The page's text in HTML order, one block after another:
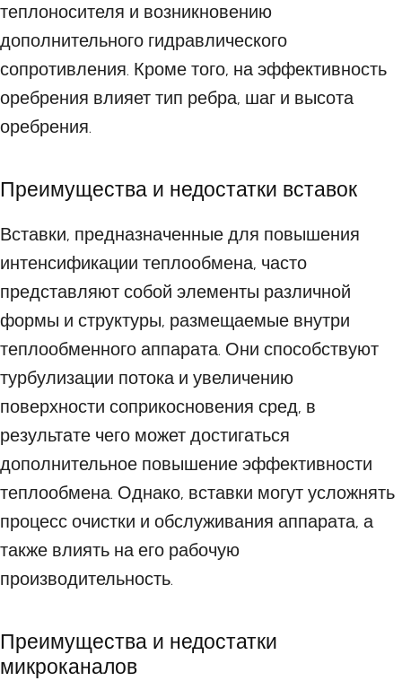
теплоносителя и возникновению
дополнительного гидравлического
сопротивления. Кроме того, на эффективность
оребрения влияет тип ребра, шаг и высота
оребрения.
Преимущества и недостатки вставок
Вставки, предназначенные для повышения
интенсификации теплообмена, часто
представляют собой элементы различной
формы и структуры, размещаемые внутри
теплообменного аппарата. Они способствуют
турбулизации потока и увеличению
поверхности соприкосновения сред, в
результате чего может достигаться
дополнительное повышение эффективности
теплообмена. Однако, вставки могут усложнять
процесс очистки и обслуживания аппарата, а
также влиять на его рабочую
производительность.
Преимущества и недостатки
микроканалов